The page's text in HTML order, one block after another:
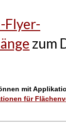
Flyer-
zum
mit
für